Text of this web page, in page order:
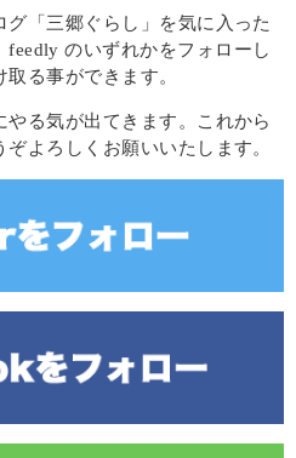
「三郷ぐらし」を気に入った
のいずれかをフォローし
る事ができます。
る気が出てきます。これから
よろしくお願いいたします。